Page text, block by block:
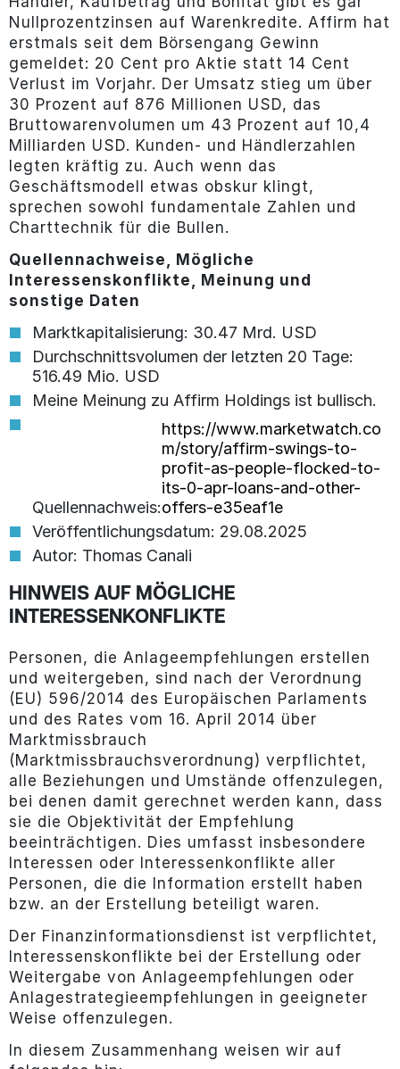
Nullprozentzinsen auf Warenkredite. Affirm hat
erstmals seit dem Börsengang Gewinn
gemeldet: 20 Cent pro Aktie statt 14 Cent
Verlust im Vorjahr. Der Umsatz stieg um über
30 Prozent auf 876 Millionen USD, das
Bruttowarenvolumen um 43 Prozent auf 10,4
Milliarden USD. Kunden- und Händlerzahlen
legten kräftig zu. Auch wenn das
Geschäftsmodell etwas obskur klingt,
sprechen sowohl fundamentale Zahlen und
Charttechnik für die Bullen.
Quellennachweise, Mögliche
Interessenskonflikte, Meinung und
sonstige Daten
Marktkapitalisierung: 30.47 Mrd. USD
Durchschnittsvolumen der letzten 20 Tage:
516.49 Mio. USD
Meine Meinung zu Affirm Holdings ist bullisch.
Quellennachweis:
https://www.marketwatch.co
m/story/affirm-swings-to-
profit-as-people-flocked-to-
its-0-apr-loans-and-other-
offers-e35eaf1e
Veröffentlichungsdatum: 29.08.2025
Autor: Thomas Canali
HINWEIS AUF MÖGLICHE
INTERESSENKONFLIKTE
Personen, die Anlageempfehlungen erstellen
und weitergeben, sind nach der Verordnung
(EU) 596/2014 des Europäischen Parlaments
und des Rates vom 16. April 2014 über
Marktmissbrauch
(Marktmissbrauchsverordnung) verpflichtet,
alle Beziehungen und Umstände offenzulegen,
bei denen damit gerechnet werden kann, dass
sie die Objektivität der Empfehlung
beeinträchtigen. Dies umfasst insbesondere
Interessen oder Interessenkonflikte aller
Personen, die die Information erstellt haben
bzw. an der Erstellung beteiligt waren.
Der Finanzinformationsdienst ist verpflichtet,
Interessenskonflikte bei der Erstellung oder
Weitergabe von Anlageempfehlungen oder
Anlagestrategieempfehlungen in geeigneter
Weise offenzulegen.
In diesem Zusammenhang weisen wir auf